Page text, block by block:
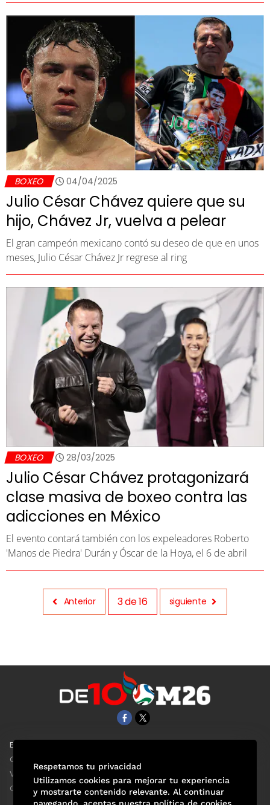
BOXEO 04/04/2025
Julio César Chávez quiere que su
hijo, Chávez Jr, vuelva a pelear
El gran campeón mexicano contó su deseo de que en unos
meses, Julio César Chávez Jr regrese al ring
BOXEO 28/03/2025
Julio César Chávez protagonizará
clase masiva de boxeo contra las
adicciones en México
El evento contará también con los expeleadores Roberto
'Manos de Piedra' Durán y Óscar de la Hoya, el 6 de abril
Anterior 3de16 siguiente
EL UNIVERSAL
Clase
ViveUSA
Confabulario
Respetamos tu privacidad
Utilizamos cookies para mejorar tu experiencia
y mostrarte contenido relevante. Al continuar